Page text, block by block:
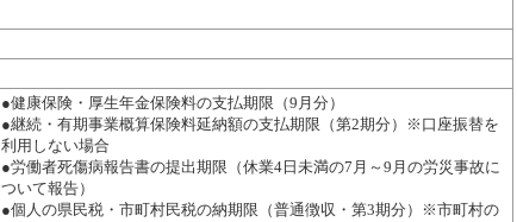
●健康保険・厚生年金保険料の支払期限（9月分）
●継続・有期事業概算保険料延納額の支払期限（第2期分）※口座振替を
利用しない場合
●労働者死傷病報告書の提出期限（休業4日未満の7月～9月の労災事故に
ついて報告）
●個人の県民税・市町村民税の納期限（普通徴収・第3期分）※市町村の